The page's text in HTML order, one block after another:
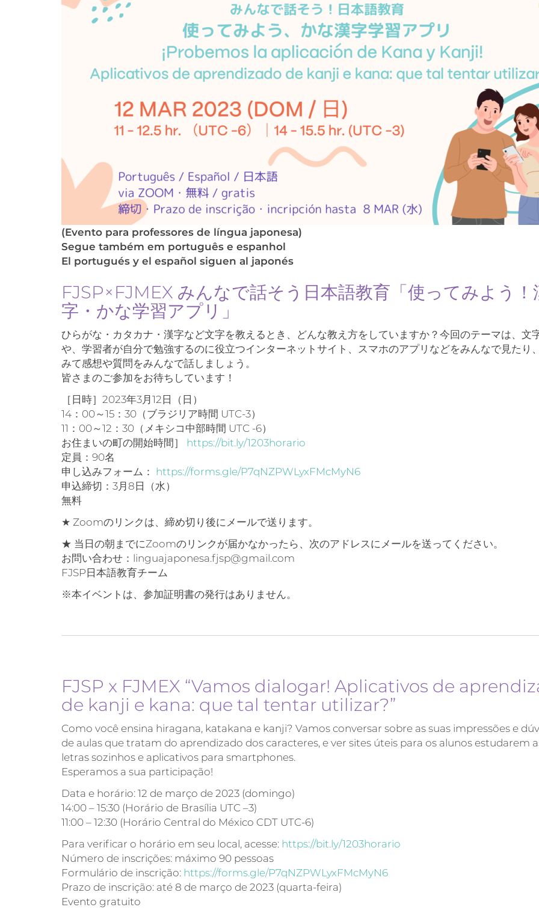
(Evento para professores de língua japonesa)
Segue também em português e espanhol
El portugués y el español siguen al japonés
FJSP×FJMEX みんなで話そう日本語教育「使ってみよう！
字・かな学習アプリ」
ひらがな・カタカナ・漢字など文字を教えるとき、どんな教え方をしていますか？今回のテーマは、文
や、学習者が自分で勉強するのに役立つインターネットサイト、スマホのアプリなどをみんなで見たり
みて感想や質問をみんなで話しましょう。
皆さまのご参加をお待ちしています！
［日時］2023年3月12日（日）
14：00～15：30（ブラジリア時間 UTC-3）
11：00～12：30（メキシコ中部時間 UTC -6）
お住まいの町の開始時間］ https://bit.ly/1203horario
定員：90名
申し込みフォーム： https://forms.gle/P7qNZPWLyxFMcMyN6
申込締切：3月8日（水）
無料
★ Zoomのリンクは、締め切り後にメールで送ります。
★ 当日の朝までにZoomのリンクが届かなかったら、次のアドレスにメールを送ってください。
お問い合わせ：linguajaponesa.fjsp@gmail.com
FJSP日本語教育チーム
※本イベントは、参加証明書の発行はありません。
FJSP x FJMEX “Vamos dialogar! Aplicativos de
de kanji e kana: que tal tentar utilizar?”
Como você ensina hiragana, katakana e kanji? Vamos conversar sobre as suas impressões e
de aulas que tratam do aprendizado dos caracteres, e ver sites úteis para os alunos estudarem
letras sozinhos e aplicativos para smartphones.
Esperamos a sua participação!
Data e horário: 12 de março de 2023 (domingo)
14:00 – 15:30 (Horário de Brasília UTC –3)
11:00 – 12:30 (Horário Central do México CDT UTC-6)
Para verificar o horário em seu local, acesse: https://bit.ly/1203horario
Número de inscrições: máximo 90 pessoas
Formulário de inscrição: https://forms.gle/P7qNZPWLyxFMcMyN6
Prazo de inscrição: até 8 de março de 2023 (quarta-feira)
Evento gratuito